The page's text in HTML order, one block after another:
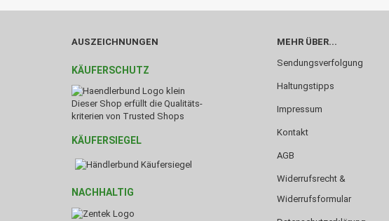
AUSZEICHNUNGEN
KÄUFERSCHUTZ
Dieser Shop erfüllt die Qualitäts-
kriterien von Trusted Shops
KÄUFERSIEGEL
NACHHALTIG
MEHR ÜBER...
Sendungsverfolgung
Haltungstipps
Impressum
Kontakt
AGB
Widerrufsrecht &
Widerrufsformular